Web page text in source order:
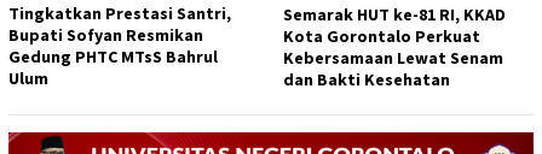
Tingkatkan Prestasi Santri,
Bupati Sofyan Resmikan
Gedung PHTC MTsS Bahrul
Ulum
Semarak HUT ke-81 RI, KKAD
Kota Gorontalo Perkuat
Kebersamaan Lewat Senam
dan Bakti Kesehatan